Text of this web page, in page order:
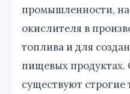
промышленности,
окислителя в
топлива и для
пищевых продуктах.
существуют строгие